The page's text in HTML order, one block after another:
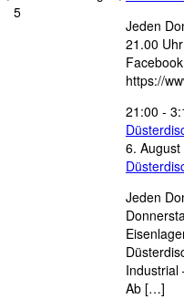
5
Jeden
21.00
https://
21:00 -
6.
Jeden
Industrial
Ab […]